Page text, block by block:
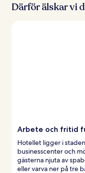
Därför älskar vi
Arbete och fritid
Hotellet ligger i
businesscenter och
gästerna njuta av
eller varva ner på tre